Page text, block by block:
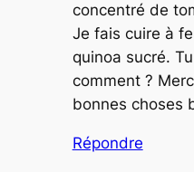
concentré de
Je fais cuire à
quinoa sucré.
comment ?
bonnes choses
Répondre